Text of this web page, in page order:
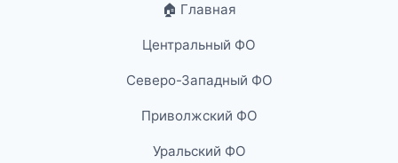
🏠 Главная
Центральный ФО
Северо-Западный ФО
Приволжский ФО
Уральский ФО